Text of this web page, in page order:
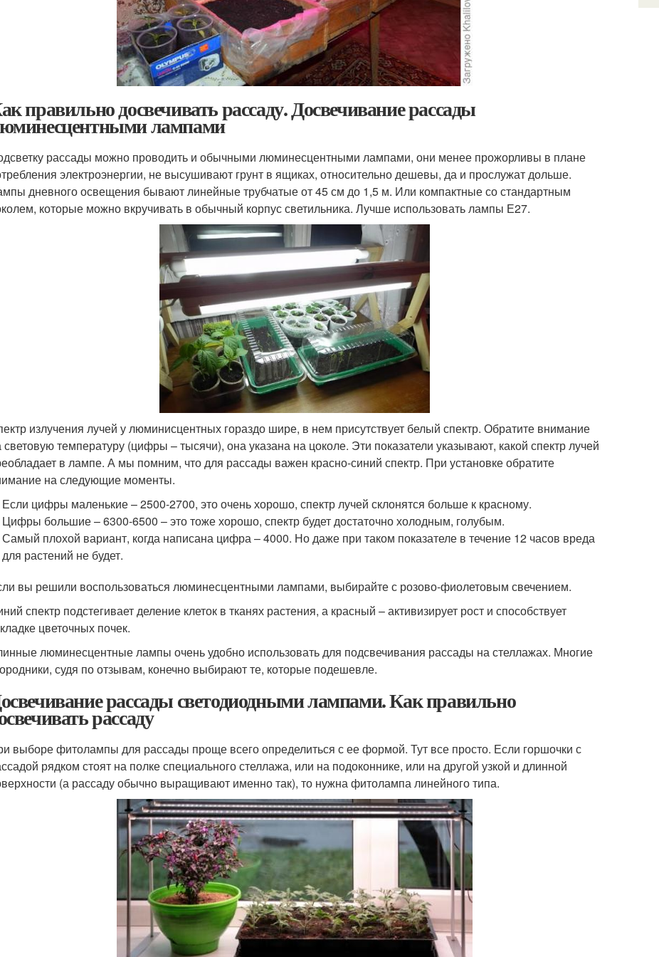
правильно досвечивать рассаду. Досвечивание рассады
лампами
рассады можно проводить и обычными люминесцентными лампами, они менее прожорливы в плане
электроэнергии, не высушивают грунт в ящиках, относительно дешевы, да и прослужат дольше.
дневного освещения бывают линейные трубчатые от 45 см до 1,5 м. Или компактные со стандартным
которые можно вкручивать в обычный корпус светильника. Лучше использовать лампы Е27.
излучения лучей у люминисцентных гораздо шире, в нем присутствует белый спектр. Обратите внимание
световую температуру (цифры – тысячи), она указана на цоколе. Эти показатели указывают, какой спектр лучей
в лампе. А мы помним, что для рассады важен красно-синий спектр. При установке обратите
на следующие моменты.
Если цифры маленькие – 2500-2700, это очень хорошо, спектр лучей склонятся больше к красному.
Цифры большие – 6300-6500 – это тоже хорошо, спектр будет достаточно холодным, голубым.
Самый плохой вариант, когда написана цифра – 4000. Но даже при таком показателе в течение 12 часов вреда
для растений не будет.
вы решили воспользоваться люминесцентными лампами, выбирайте с розово-фиолетовым свечением.
спектр подстегивает деление клеток в тканях растения, а красный – активизирует рост и способствует
цветочных почек.
люминесцентные лампы очень удобно использовать для подсвечивания рассады на стеллажах. Многие
судя по отзывам, конечно выбирают те, которые подешевле.
рассады светодиодными лампами. Как правильно
рассаду
выборе фитолампы для рассады проще всего определиться с ее формой. Тут все просто. Если горшочки с
рядком стоят на полке специального стеллажа, или на подоконнике, или на другой узкой и длинной
(а рассаду обычно выращивают именно так), то нужна фитолампа линейного типа.